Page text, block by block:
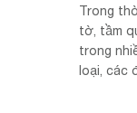
Trong
tờ, tầm
trong
loại, các